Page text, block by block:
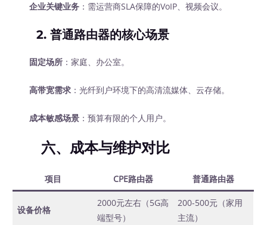
企业关键业务 ：需运营商SLA保障的VoIP、视频会议。
2.普通路由器的核心场景
固定场所 ：家庭、办公室。
高带宽需求 ：光纤到户环境下的高清流媒体、云存储。
成本敏感场景 ：预算有限的个人用户。
六、成本与维护对比
项目 CPE路由器 普通路由器
设备价格
2000元左右（5G高
端型号）
200-500元（家用
主流）